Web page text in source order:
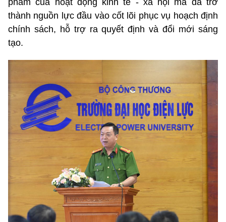
thành nguồn lực đầu vào cốt lõi phục vụ hoạch định
chính sách, hỗ trợ ra quyết định và đổi mới sáng
tạo.